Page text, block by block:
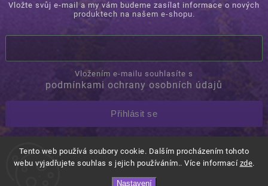
Tento web používá soubory cookie. Dalším procházením tohoto
webu vyjadřujete souhlas s jejich používáním.. Více informací zde.
Nastavení
Vložte svůj e-mail a my vám budeme zasílat informace o nových
produktech na našem e-shopu.
podmínkami ochrany osobních údajů
Přihlásit se
Copyright 2026Orovino.cz. Všechna práva vyhrazena.
Shoptet| DesignShoptak.cz.